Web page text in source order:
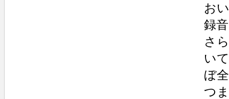
お
録
さ
い
ぼ
つ